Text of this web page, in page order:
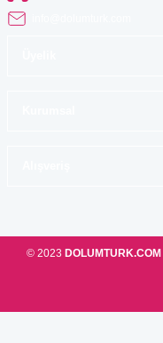
© 2023 DOLUMTURK.COM